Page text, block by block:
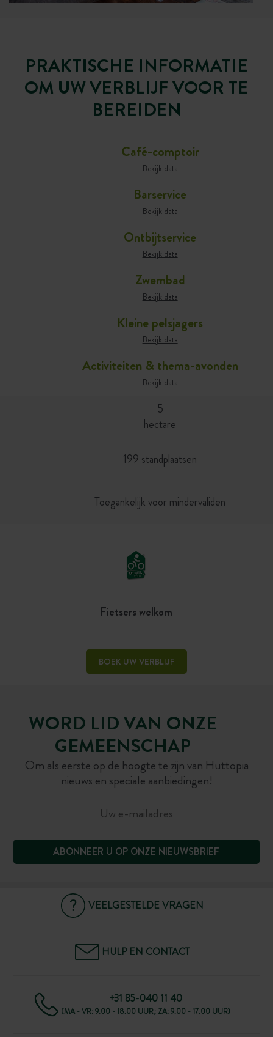
PRAKTISCHE INFORMATIE
OM UW VERBLIJF VOOR TE
BEREIDEN
Café-comptoir
Bekijk data
Barservice
Bekijk data
Ontbijtservice
Bekijk data
Zwembad
Bekijk data
Kleine pelsjagers
Bekijk data
Activiteiten & thema-avonden
Bekijk data
5
hectare
199 standplaatsen
Toegankelijk voor mindervaliden
Fietsers welkom
BOEK UW VERBLIJF
WORD LID VAN ONZE
GEMEENSCHAP
Om als eerste op de hoogte te zijn van Huttopia
nieuws en speciale aanbiedingen!
ABONNEER U OP ONZE NIEUWSBRIEF
VEELGESTELDE VRAGEN
HULP EN CONTACT
+31 85-040 11 40
(MA - VR: 9.00 - 18.00 UUR; ZA: 9.00 - 17.00 UUR)